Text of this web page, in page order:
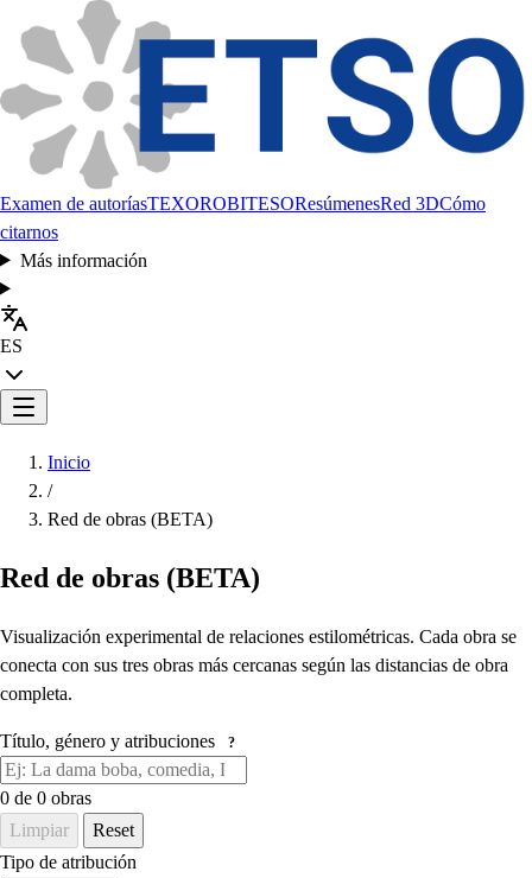
Examen de autoríasTEXOROBITESOResúmenesRed 3DCómo
citarnos
Más información
ES
Inicio
/
Red de obras (BETA)
Red de obras (BETA)
Visualización experimental de relaciones estilométricas. Cada obra se
conecta con sus tres obras más cercanas según las distancias de obra
completa.
Título, género y atribuciones ?
0 de 0 obras
Limpiar
Reset
Tipo de atribución